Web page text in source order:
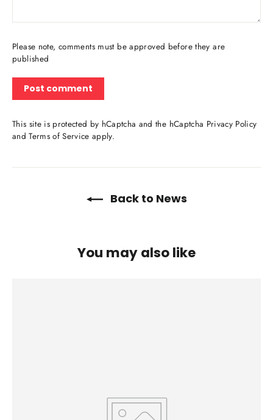
Please note, comments must be approved before they are
published
This site is protected by hCaptcha and the hCaptcha Privacy Policy
andTerms of Service apply.
Back to News
You may also like